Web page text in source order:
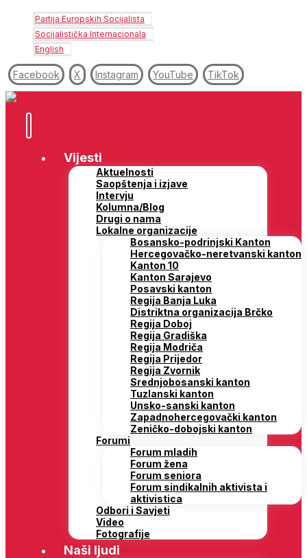
Partija Europskih Socijalista
Socijalistička Internacionala
English
Facebook X Instagram YouTube TikTok
Vijesti
Aktuelnosti
Saopštenja i izjave
Intervju
Kolumna/Blog
Drugi o nama
Lokalne organizacije
Bosansko-podrinjski Kanton
Hercegovačko-neretvanski kanton
Kanton 10
Kanton Sarajevo
Posavski kanton
Regija Banja Luka
Distriktna organizacija Brčko
Regija Doboj
Regija Gradiška
Regija Modriča
Regija Prijedor
Regija Zvornik
Srednjobosanski kanton
Tuzlanski kanton
Unsko-sanski kanton
Zapadnohercegovački kanton
Zeničko-dobojski kanton
Forumi
Forum mladih
Forum žena
Forum seniora
Forum sindikalnih aktivista i
aktivistica
Odbori i Savjeti
Video
Fotografije
Naši ljudi